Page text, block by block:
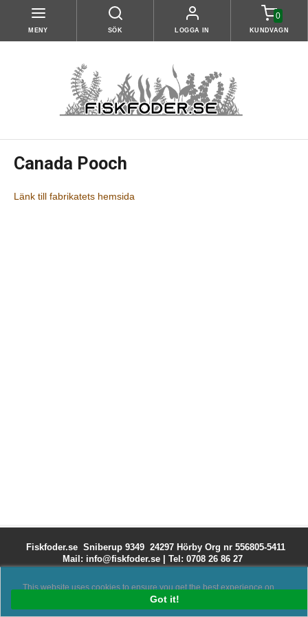
Got it!
This website uses cookies to ensure you get the best experience on
MENY SÖK LOGGA IN
0
KUNDVAGN
Canada Pooch
Länk till fabrikatets hemsida
Fiskfoder.se Sniberup 9349 24297 Hörby Org nr 556805-5411
Mail: info@fiskfoder.se
Tel: 0708 26 86 27